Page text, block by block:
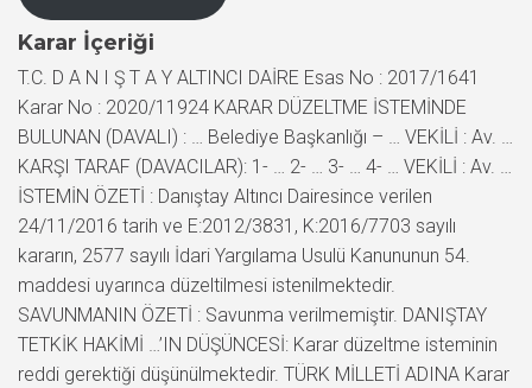
Karar İçeriği
T.C. D A N I Ş T A Y ALTINCI DAİRE Esas No : 2017/1641
Karar No : 2020/11924 KARAR DÜZELTME İSTEMİNDE
BULUNAN (DAVALI) : … Belediye Başkanlığı – … VEKİLİ : Av. …
KARŞI TARAF (DAVACILAR): 1- … 2- … 3- … 4- … VEKİLİ : Av. …
İSTEMİN ÖZETİ : Danıştay Altıncı Dairesince verilen
24/11/2016 tarih ve E:2012/3831, K:2016/7703 sayılı
kararın, 2577 sayılı İdari Yargılama Usulü Kanununun 54.
maddesi uyarınca düzeltilmesi istenilmektedir.
SAVUNMANIN ÖZETİ : Savunma verilmemiştir. DANIŞTAY
TETKİK HAKİMİ …’IN DÜŞÜNCESİ: Karar düzeltme isteminin
reddi gerektiği düşünülmektedir. TÜRK MİLLETİ ADINA Karar